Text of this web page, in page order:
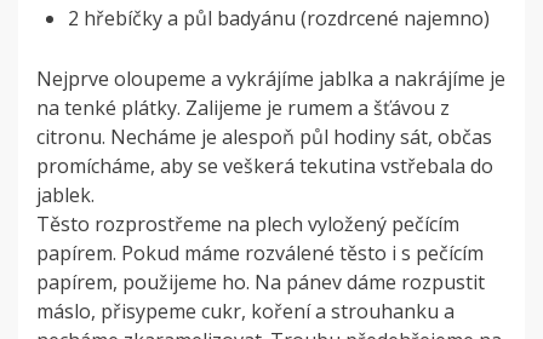
2 hřebíčky a půl badyánu (rozdrcené najemno)
Nejprve oloupeme a vykrájíme jablka a nakrájíme je
na tenké plátky. Zalijeme je rumem a šťávou z
citronu. Necháme je alespoň půl hodiny sát, občas
promícháme, aby se veškerá tekutina vstřebala do
jablek.
Těsto rozprostřeme na plech vyložený pečícím
papírem. Pokud máme rozválené těsto i s pečícím
papírem, použijeme ho. Na pánev dáme rozpustit
máslo, přisypeme cukr, koření a strouhanku a